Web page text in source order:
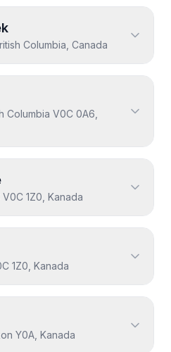
Columbia, Canada
Columbia V0C 0A6,
1Z0, Kanada
1Z0, Kanada
Y0A, Kanada